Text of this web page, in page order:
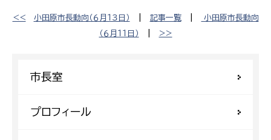
<< 小田原市長動向（６月１３日） 記事一覧|
小田原市長動向
（６月１１日）
>>
市長室
プロフィール